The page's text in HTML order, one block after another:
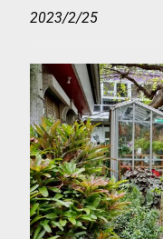
2023/2/25